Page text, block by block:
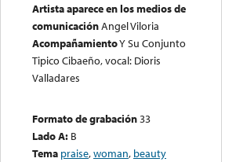
Artista aparece en los medios de
comunicaciónAngel Viloria
AcompañamientoY Su Conjunto
Tipico Cibaeño, vocal: Dioris
Valladares
Formato de grabación33
Lado A: B
Tema praise,woman, beauty